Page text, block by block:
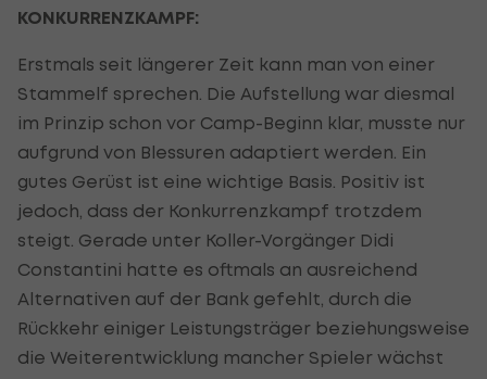
KONKURRENZKAMPF:
Erstmals seit längerer Zeit kann man von einer
Stammelf sprechen. Die Aufstellung war diesmal
im Prinzip schon vor Camp-Beginn klar, musste nur
aufgrund von Blessuren adaptiert werden. Ein
gutes Gerüst ist eine wichtige Basis. Positiv ist
jedoch, dass der Konkurrenzkampf trotzdem
steigt. Gerade unter Koller-Vorgänger Didi
Constantini hatte es oftmals an ausreichend
Alternativen auf der Bank gefehlt, durch die
Rückkehr einiger Leistungsträger beziehungsweise
die Weiterentwicklung mancher Spieler wächst